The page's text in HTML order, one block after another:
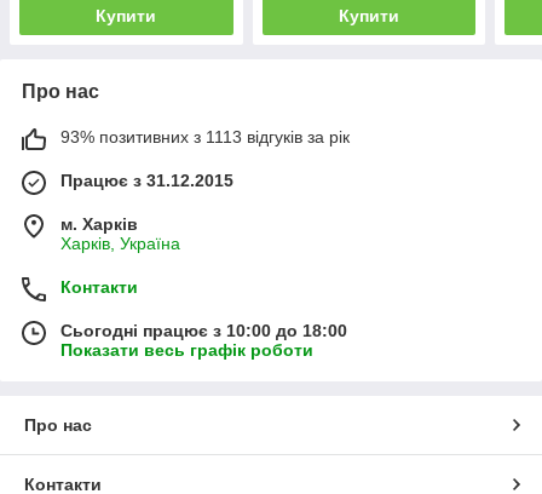
Купити Купити
Про нас
93% позитивних з 1113 відгуків за рік
Працює з 31.12.2015
м. Харків
Харків, Україна
Контакти
Сьогодні працює з 10:00 до 18:00
Показати весь графік роботи
Про нас
Контакти